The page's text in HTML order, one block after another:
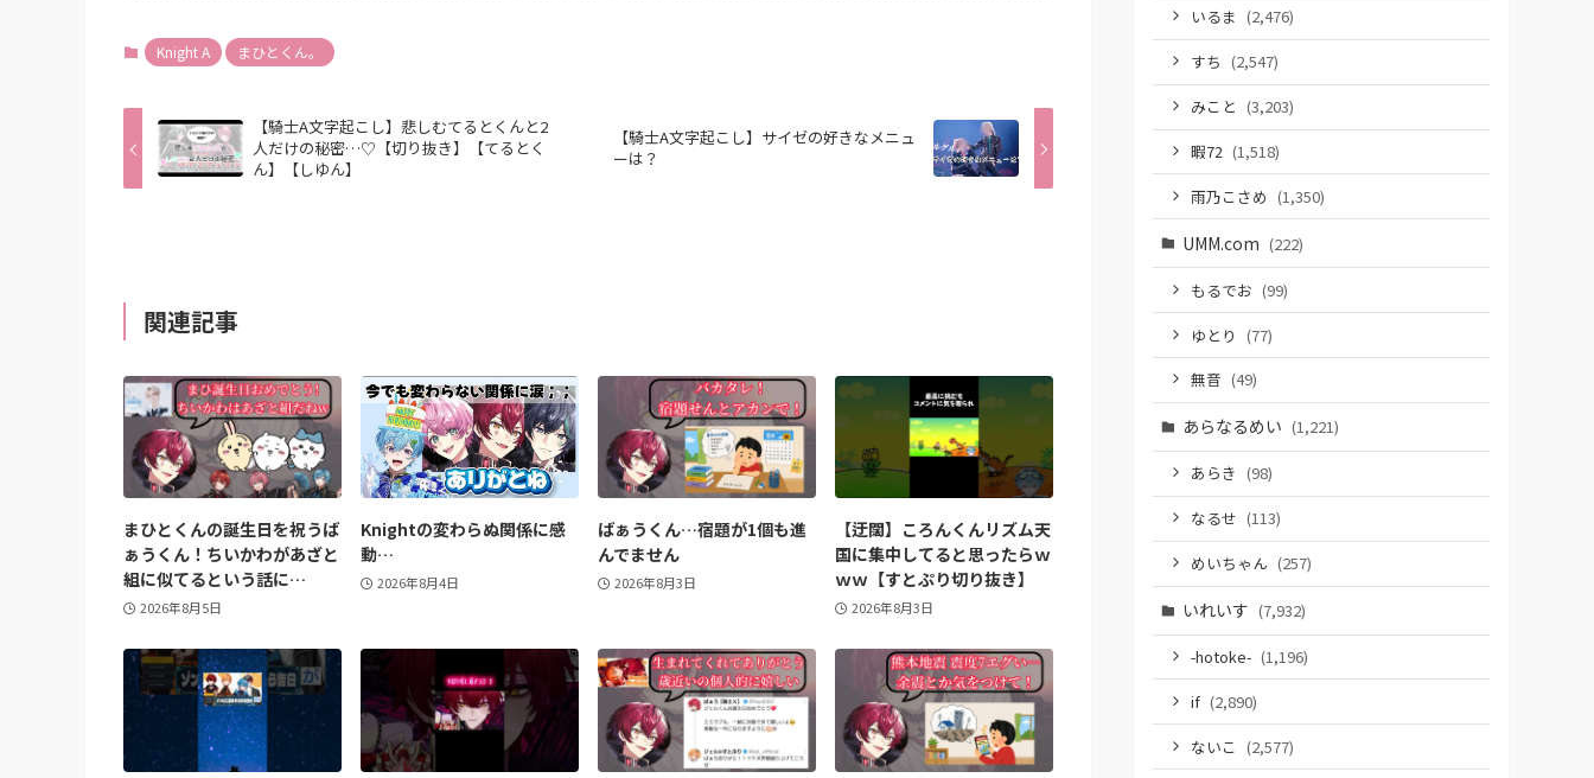
Knight A まひとくん。
【騎士A文字起こし】悲しむてるとくんと2
人だけの秘密…♡【切り抜き】【てるとく
ん】【しゆん】
【騎士A文字起こし】サイゼの好きなメニュ
ーは？
関連記事
まひとくんの誕生日を祝うば
ぁうくん！ちいかわがあざと
組に似てるという話に…
2026年8月5日
Knightの変わらぬ関係に感
動…
2026年8月4日
ばぁうくん…宿題が1個も進
んでません
2026年8月3日
【迂闊】ころんくんリズム天
国に集中してると思ったらｗ
ｗｗ【すとぷり切り抜き】
2026年8月3日
いるま (2,476)
すち (2,547)
みこと (3,203)
暇72 (1,518)
雨乃こさめ (1,350)
UMM.com (222)
もるでお (99)
ゆとり (77)
無音 (49)
あらなるめい (1,221)
あらき (98)
なるせ (113)
めいちゃん (257)
いれいす (7,932)
-hotoke- (1,196)
if (2,890)
ないこ (2,577)